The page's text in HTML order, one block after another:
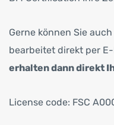
Gerne können Sie
bearbeitet direkt per
erhalten dann direkt
License code: FSC